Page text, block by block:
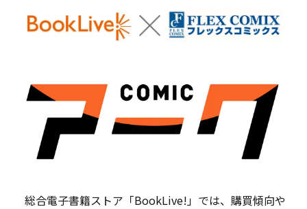
総合電子書籍ストア「BookLive!」では、購買傾向や